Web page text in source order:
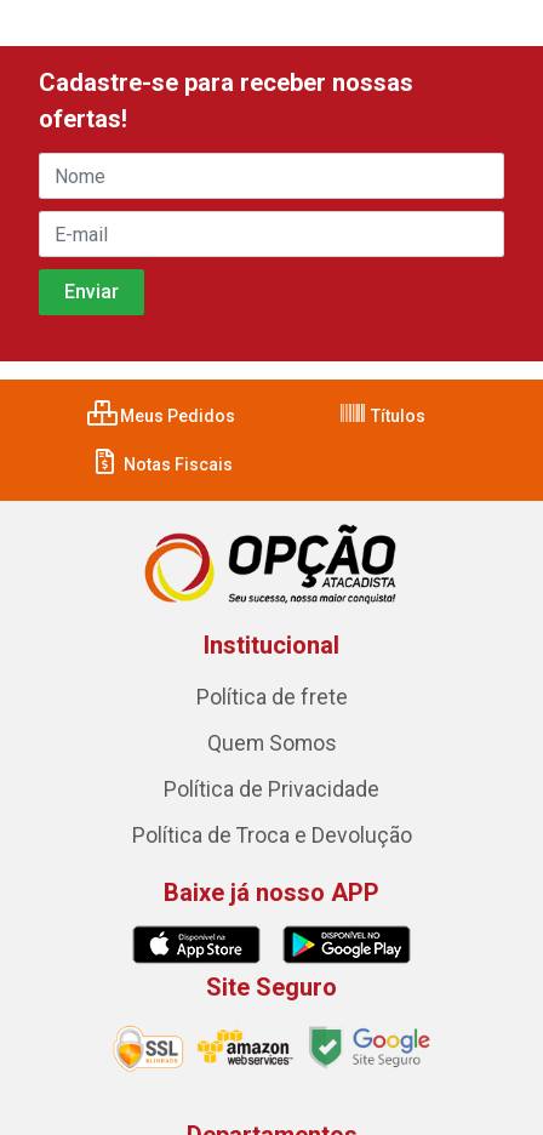
Cadastre-se para receber nossas
ofertas!
Meus Pedidos Títulos
Notas Fiscais
Institucional
Política de frete
Quem Somos
Política de Privacidade
Política de Troca e Devolução
Baixe já nosso APP
Site Seguro